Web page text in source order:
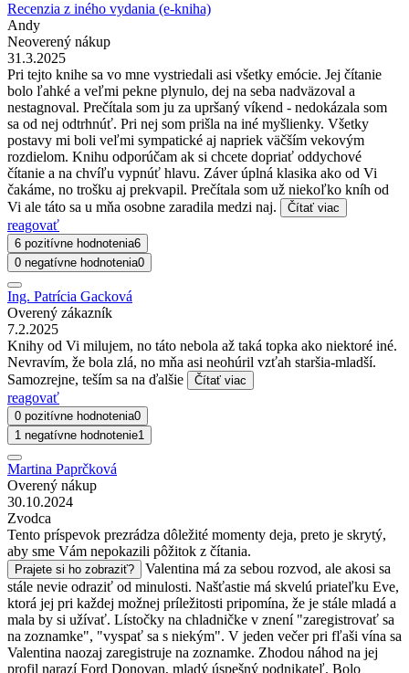
Recenzia z iného vydania (e-kniha)
Andy
Neoverený nákup
31.3.2025
Pri tejto knihe sa vo mne vystriedali asi všetky emócie. Jej čítanie
bolo ľahké a veľmi pekne plynulo, dej na seba nadväzoval a
nestagnoval. Prečítala som ju za upršaný víkend - nedokázala som
sa od nej odtrhnúť. Pri nej som prišla na iné myšlienky. Všetky
postavy mi boli veľmi sympatické aj napriek väčším vekovým
rozdielom. Knihu odporúčam ak si chcete dopriať oddychové
čítanie a na chvíľu vypnúť hlavu. Záver úplná klasika ako od Vi
čakáme, no trošku aj prekvapil. Prečítala som už niekoľko kníh od
Vi ale táto sa u mňa osobne zaradila medzi naj.
Čítať viac
reagovať
6 pozitívne hodnotenia6
0 negatívne hodnotenia0
Ing. Patrícia Gacková
Overený zákazník
7.2.2025
Knihy od Vi milujem, no táto nebola až taká topka ako niektoré iné.
Nevravím, že bola zlá, no mňa asi neohúril vzťah staršia-mladší.
Samozrejne, teším sa na ďalšie
Čítať viac
reagovať
0 pozitívne hodnotenia0
1 negatívne hodnotenie1
Martina Paprčková
Overený nákup
30.10.2024
Zvodca
Tento príspevok prezrádza dôležité momenty deja, preto je skrytý,
aby sme Vám nepokazili pôžitok z čítania.
Prajete si ho zobraziť?
Valentina má za sebou rozvod, ale akosi sa
stále nevie odraziť od minulosti. Našťastie má skvelú priateľku Eve,
ktorá jej pri každej možnej príležitosti pripomína, že je stále mladá a
mala by si užívať. Lístočky na chladničke v znení "zaregistrovať sa
na zoznamke", "vyspať sa s niekým". V jeden večer pri fľaši vína sa
Valentina naozaj zaregistruje na zoznamke. Zhodou náhod na jej
profil narazí Ford Donovan, mladý úspešný podnikateľ. Bolo